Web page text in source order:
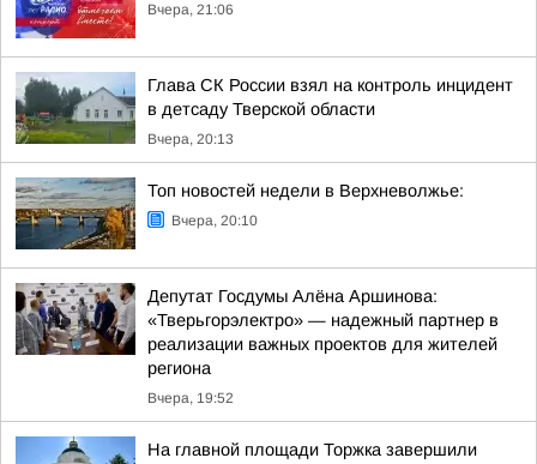
Вчера, 21:06
Глава СК России взял на контроль инцидент
в детсаду Тверской области
Вчера, 20:13
Топ новостей недели в Верхневолжье:
Вчера, 20:10
Депутат Госдумы Алёна Аршинова:
«Тверьгорэлектро» — надежный партнер в
реализации важных проектов для жителей
региона
Вчера, 19:52
На главной площади Торжка завершили